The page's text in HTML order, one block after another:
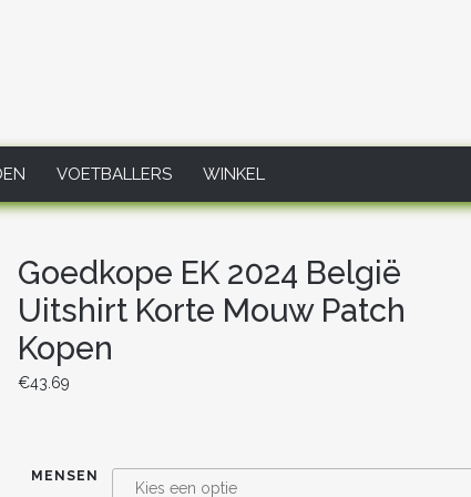
VOETBALLERS WINKEL
Goedkope EK 2024 België
Uitshirt Korte Mouw Patch
Kopen
€43.69
MENSEN